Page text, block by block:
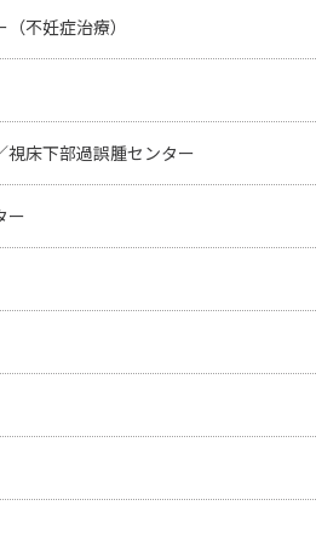
不妊症治療）
床下部過誤腫センター
ー